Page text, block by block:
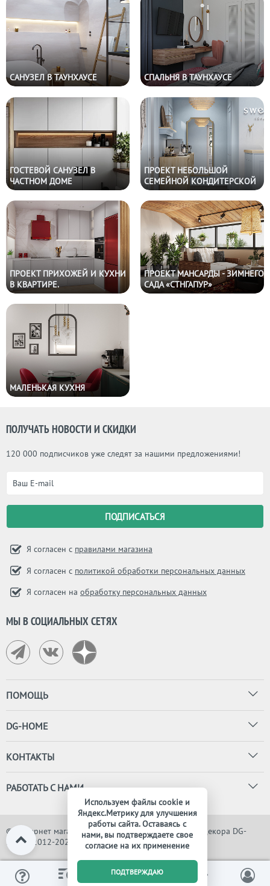
САНУЗЕЛ В ТАУНХАУСЕ СПАЛЬНЯ В ТАУНХАУСЕ
ГОСТЕВОЙ САНУЗЕЛ В
ЧАСТНОМ ДОМЕ
ПРОЕКТ НЕБОЛЬШОЙ
СЕМЕЙНОЙ КОНДИТЕРСКОЙ
ПРОЕКТ ПРИХОЖЕЙ И КУХНИ
В КВАРТИРЕ.
ПРОЕКТ МАНСАРДЫ - ЗИМНЕГО
САДА «СТНГАПУР»
МАЛЕНЬКАЯ КУХНЯ
ПОЛУЧАТЬ НОВОСТИ И СКИДКИ
120 000 подписчиков уже следят за нашими предложениями!
Я согласен с правилами магазина
Я согласен с политикой обработки персональных данных
Я согласен на обработку персональных данных
МЫ В СОЦИАЛЬНЫХ СЕТЯХ
ПОМОЩЬ
DG-HOME
КОНТАКТЫ
РАБОТАТЬ С НАМИ
© Интернет магазин дизайнерской мебели, света и декора DG-
HOME, 2012-2026. Все права защищены
0
Используем файлы cookie и
Яндекс.Метрику для улучшения
работы сайта. Оставаясь с
нами, вы подтверждаете свое
согласие на их применение
ПОДТВЕРЖДАЮ